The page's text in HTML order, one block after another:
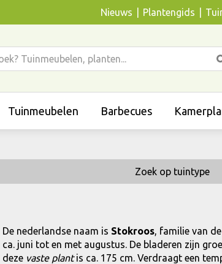
Nieuws Plantengids
Tuinmeubelen Barbecues
Zoek op tuintype
De nederlandse naam is Stokroos, familie van
ca. juni tot en met augustus. De bladeren zijn
deze vaste plantis ca. 175 cm. Verdraagt een